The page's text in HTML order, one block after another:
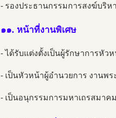
- รองประธานกรรมการสงฆ์บริห
๑๑. หน้าที่งานพิเศษ
- ได้รับแต่งตั้งเป็นผู้รักษาการหัว
- เป็นหัวหน้าผู้อำนวยการ งานพ
- เป็นอนุกรรมการมหาเถรสมา